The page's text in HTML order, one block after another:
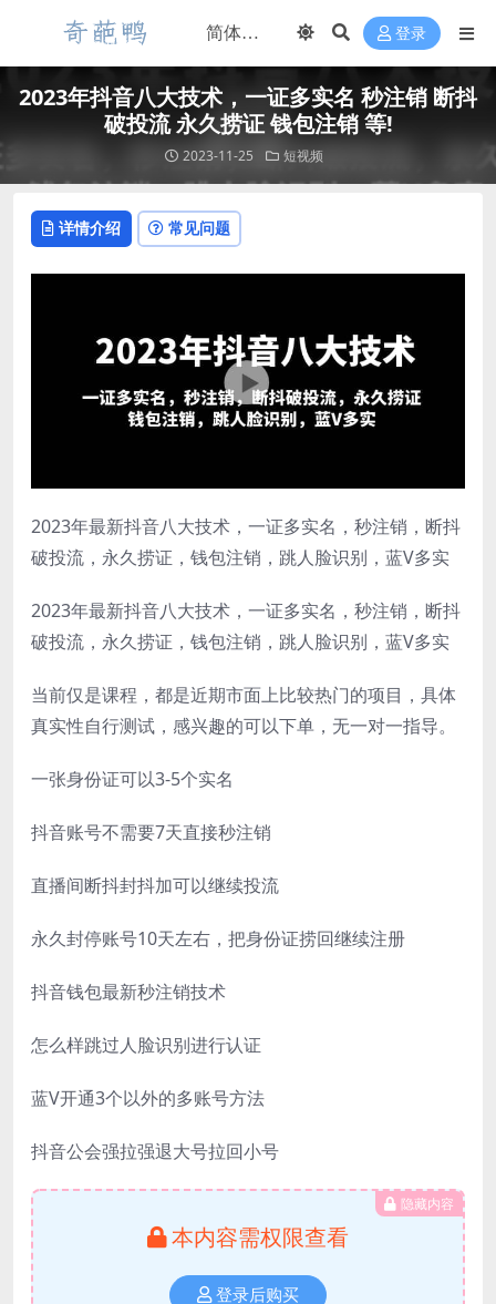
登录
2023年抖音八大技术，一证多实名 秒注销 断抖
破投流 永久捞证 钱包注销 等!
2023-11-25 短视频
详情介绍 常见问题
2023年最新抖音八大技术，一证多实名，秒注销，断抖
破投流，永久捞证，钱包注销，跳人脸识别，蓝V多实
2023年最新抖音八大技术，一证多实名，秒注销，断抖
破投流，永久捞证，钱包注销，跳人脸识别，蓝V多实
当前仅是课程，都是近期市面上比较热门的项目，具体
真实性自行测试，感兴趣的可以下单，无一对一指导。
一张身份证可以3-5个实名
抖音账号不需要7天直接秒注销
直播间断抖封抖加可以继续投流
永久封停账号10天左右，把身份证捞回继续注册
抖音钱包最新秒注销技术
怎么样跳过人脸识别进行认证
蓝V开通3个以外的多账号方法
抖音公会强拉强退大号拉回小号
隐藏内容
本内容需权限查看
登录后购买